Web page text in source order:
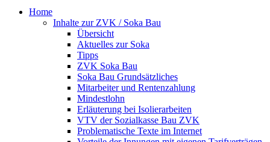
Home
Inhalte zur ZVK / Soka Bau
Übersicht
Aktuelles zur Soka
Tipps
ZVK Soka Bau
Soka Bau Grundsätzliches
Mitarbeiter und Rentenzahlung
Mindestlohn
Erläuterung bei Isolierarbeiten
VTV der Sozialkasse Bau ZVK
Problematische Texte im Internet